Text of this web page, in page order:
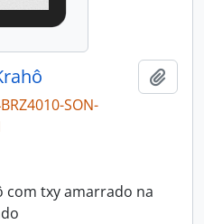
SON-
com txy amarrado na